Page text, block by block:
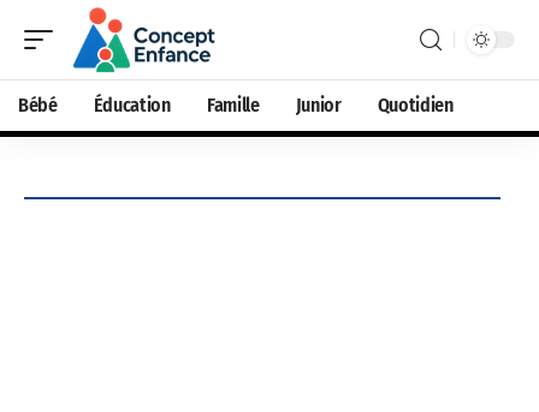
Bébé Éducation Famille Junior Quotidien